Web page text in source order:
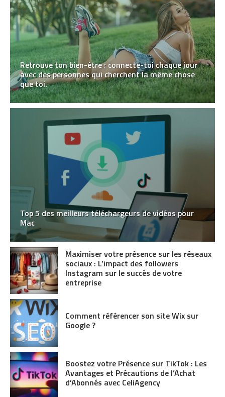
Retrouve ton bien-être : connecte-toi chaque jour
avec des personnes qui cherchent la même chose
que toi.
Top 5 des meilleurs téléchargeurs de vidéos pour
Mac
Maximiser votre présence sur les réseaux
sociaux : L’impact des followers
Instagram sur le succès de votre
entreprise
Comment référencer son site Wix sur
Google ?
Boostez votre Présence sur TikTok : Les
Avantages et Précautions de l’Achat
d’Abonnés avec CeliAgency